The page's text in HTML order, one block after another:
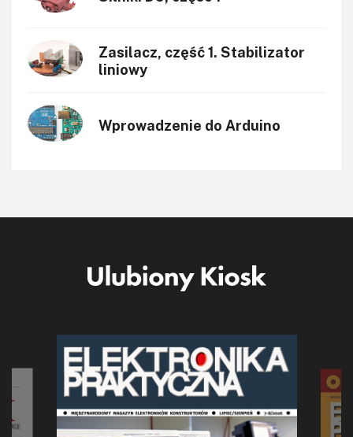
Zasilacz, część 1. Stabilizator
liniowy
Wprowadzenie do Arduino